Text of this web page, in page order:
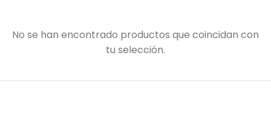
No se han encontrado productos que coincidan con
tu selección.